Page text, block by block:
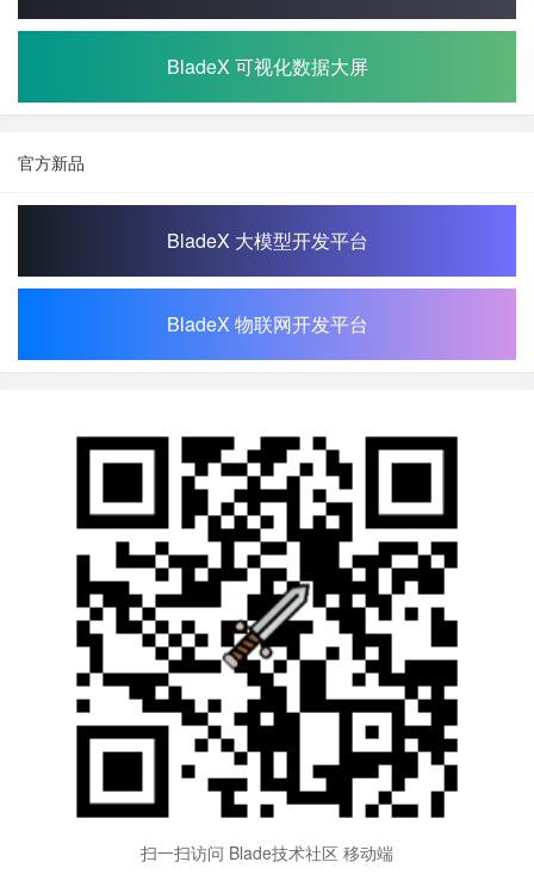
BladeX 可视化数据大屏
官方新品
BladeX 大模型开发平台
BladeX 物联网开发平台
扫一扫访问 Blade技术社区 移动端